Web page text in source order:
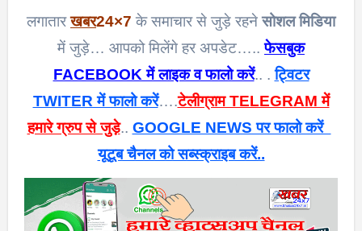
लगातारखबर24×7 के समाचार से जुड़े रहनेसोशल मिडिया
में जुड़े… आपको मिलेंगे हर अपडेट…..फेसबुक
FACEBOOK में लाइक व फालो करें.. .ट्विटर
TWITER में फालो करें….टेलीग्राम TELEGRAM में
हमारे ग्रुप से जुड़े.. GOOGLE NEWS पर फालो करें
यूटूब चैनल को सब्स्क्राइब करें..